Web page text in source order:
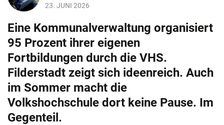
23. JUNI 2026
Eine Kommunalverwaltung organisiert
95 Prozent ihrer eigenen
Fortbildungen durch die VHS.
Filderstadt zeigt sich ideenreich. Auch
im Sommer macht die
Volkshochschule dort keine Pause. Im
Gegenteil.